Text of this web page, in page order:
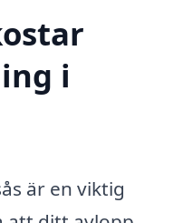
i
är en viktig